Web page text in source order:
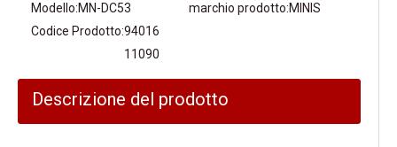
Modello:MN-DC53 marchio prodotto:MINIS
Codice Prodotto:94016
11090
Descrizione del prodotto